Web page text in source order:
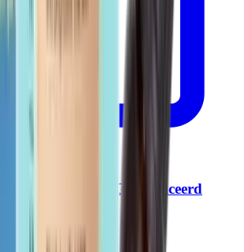
crème 50 ml - Gecertificeerd